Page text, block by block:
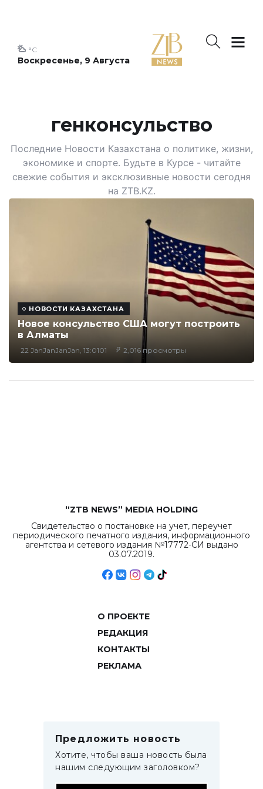
Воскресенье, 9 Августа
°C
генконсульство
Последние Новости Казахстана о политике, жизни,
экономике и спорте. Будьте в Курсе - читайте
свежие события и эксклюзивные новости сегодня
на ZTB.KZ.
НОВОСТИ КАЗАХСТАНА
Новое консульство США могут построить
в Алматы
22 JanJanJanJan, 13:0101 2,016 просмотры
“ZTB NEWS” MEDIA HOLDING
Свидетельство о постановке на учет, переучет
периодического печатного издания, информационного
агентства и сетевого издания №17772-СИ выдано
03.07.2019.
О ПРОЕКТЕ
РЕДАКЦИЯ
КОНТАКТЫ
РЕКЛАМА
Предложить новость
Хотите, чтобы ваша новость была
нашим следующим заголовком?